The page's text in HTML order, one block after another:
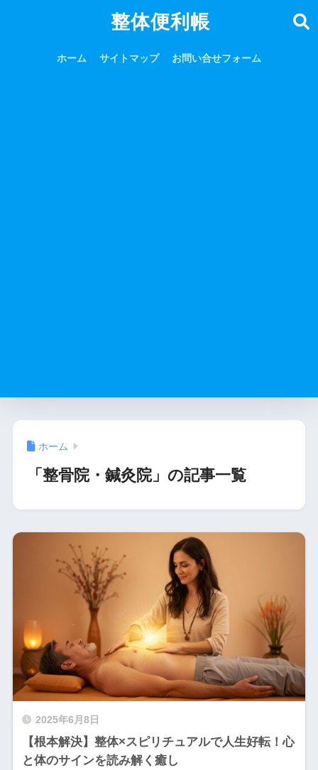
整体便利帳
ホーム サイトマップ お問い合せフォーム
ホーム
「整骨院・鍼灸院」の記事一覧
2025年6月8日
【根本解決】整体×スピリチュアルで人生好転！心
と体のサインを読み解く癒し